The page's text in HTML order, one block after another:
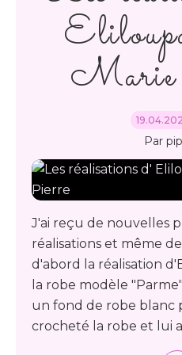
Par
J'ai reçu de nouvelles
réalisations et même
d'abord la réalisation
la robe modèle
un fond de robe blanc
crocheté la robe et lui a